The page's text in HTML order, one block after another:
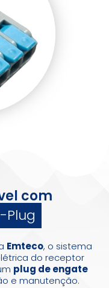
com
Plug
Emteco, o sistema
do receptor
plug de engate
e manutenção.